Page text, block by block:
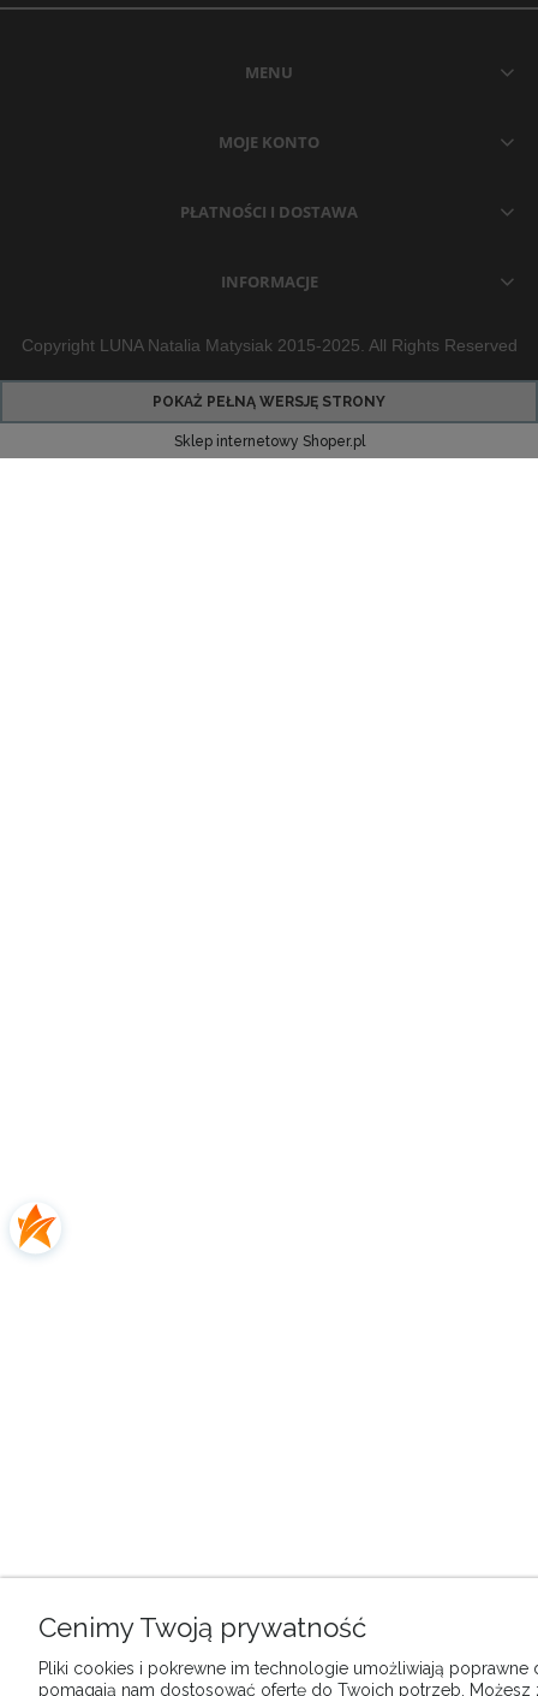
MENU
MOJE KONTO
PŁATNOŚCI I DOSTAWA
INFORMACJE
Copyright LUNA Natalia Matysiak 2015-2025. All Rights Reserved
POKAŻ PEŁNĄ WERSJĘ STRONY
Sklep internetowy Shoper.pl
Cenimy Twoją prywatność
Pliki cookies i pokrewne im technologie umożliwiają poprawne
pomagają nam dostosować ofertę do Twoich potrzeb. Możesz